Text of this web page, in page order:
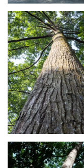
Maklumat
Lanjut